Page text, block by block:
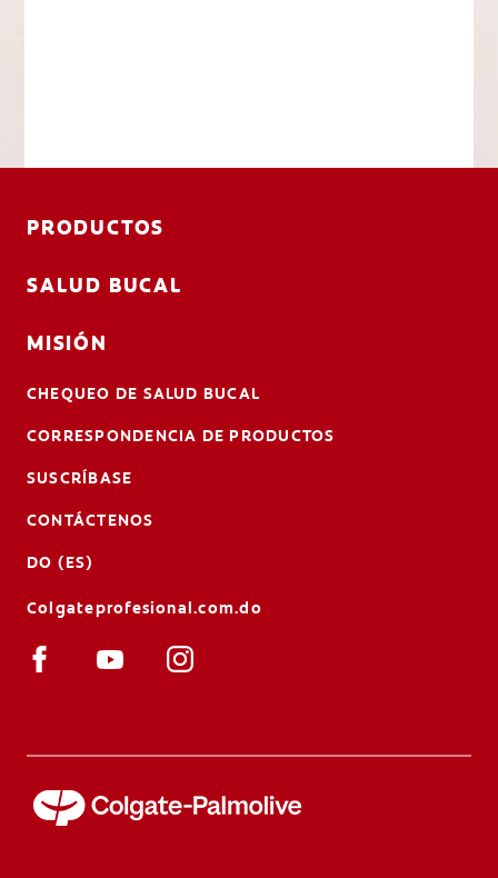
PRODUCTOS
SALUD BUCAL
MISIÓN
CHEQUEO DE SALUD BUCAL
CORRESPONDENCIA DE PRODUCTOS
SUSCRÍBASE
CONTÁCTENOS
DO (ES)
Colgateprofesional.com.do